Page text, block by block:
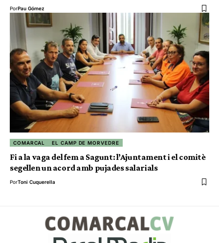
PorPau Gómez
COMARCAL EL CAMP DE MORVEDRE
Fi a la vaga del fem a Sagunt: l’Ajuntament i el comitè
segellen un acord amb pujades salarials
PorToni Cuquerella